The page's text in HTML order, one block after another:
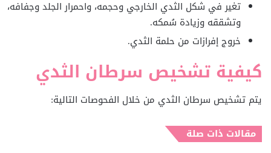
تغير في شكل الثدي الخارجي وحجمه، واحمرار الجلد وجفافه،
وتشققه وزيادة سُمكه.
خروج إفرازات من حلمة الثدي.
كيفية تشخيص سرطان الثدي
يتم تشخيص سرطان الثدي من خلال الفحوصات التالية:
مقالات ذات صلة